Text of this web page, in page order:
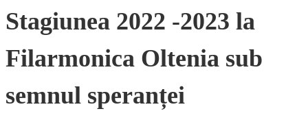
Stagiunea 2022 -2023 la
Filarmonica Oltenia sub
semnul speranței